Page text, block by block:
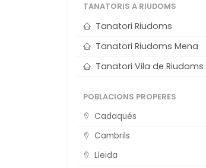
TANATORIS A RIUDOMS
Tanatori Riudoms
Tanatori Riudoms Mena
Tanatori Vila de Riudoms
POBLACIONS PROPERES
Cadaqués
Cambrils
Lleida